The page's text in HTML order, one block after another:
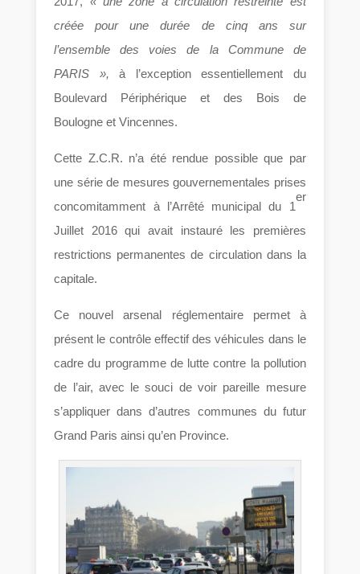
créée pour une durée de cinq ans sur
l’ensemble des voies de la Commune de
PARIS », à l’exception essentiellement du
Boulevard Périphérique et des Bois de
Boulogne et Vincennes.
Cette Z.C.R. n’a été rendue possible que par
une série de mesures gouvernementales prises
concomitamment à l’Arrêté municipal du 1
er
Juillet 2016 qui avait instauré les premières
restrictions permanentes de circulation dans la
capitale.
Ce nouvel arsenal réglementaire permet à
présent le contrôle effectif des véhicules dans le
cadre du programme de lutte contre la pollution
de l’air, avec le souci de voir pareille mesure
s’appliquer dans d’autres communes du futur
Grand Paris ainsi qu’en Province.